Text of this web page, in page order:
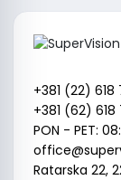
+381 (22) 618
+381 (62) 618
PON - PET:
Ratarska 22,